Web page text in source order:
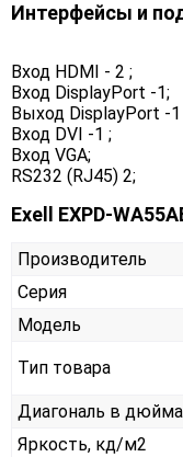
Интерфейсы и
Вход HDMI - 2 ;
Вход DisplayPort -1;
Выход DisplayPort -1
Вход DVI -1 ;
Вход VGA;
RS232 (RJ45) 2;
Exell EXPD-
Производитель
Серия
Модель
Тип товара
Диагональ в
Яркость, кд/м2